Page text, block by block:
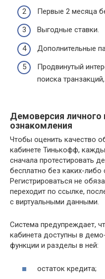
Первые 2 месяца
Выгодные ставки.
Дополнительные
Продвинутый
поиска
Демоверсия личного
ознакомления
Чтобы оценить качество
кабинете Тинькофф,
сначала протестировать
бесплатно без каких-либо
Регистрироваться не
переходит по ссылке,
с виртуальными данными.
Система предупреждает,
кабинета доступны в
функции и разделы в ней:
остаток кредита;